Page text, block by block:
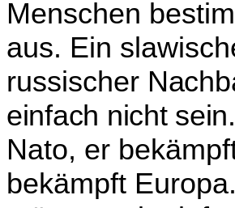
Menschen
aus. Ein
russischer
einfach nicht
Nato, er
bekämpft